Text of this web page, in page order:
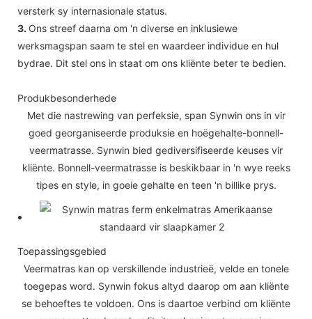
versterk sy internasionale status.
3. Ons streef daarna om 'n diverse en inklusiewe
werksmagspan saam te stel en waardeer individue en hul
bydrae. Dit stel ons in staat om ons kliënte beter te bedien.
Produkbesonderhede
Met die nastrewing van perfeksie, span Synwin ons in vir
goed georganiseerde produksie en hoëgehalte-bonnell-
veermatrasse. Synwin bied gediversifiseerde keuses vir
kliënte. Bonnell-veermatrasse is beskikbaar in 'n wye reeks
tipes en style, in goeie gehalte en teen 'n billike prys.
Toepassingsgebied
Veermatras kan op verskillende industrieë, velde en tonele
toegepas word. Synwin fokus altyd daarop om aan kliënte
se behoeftes te voldoen. Ons is daartoe verbind om kliënte